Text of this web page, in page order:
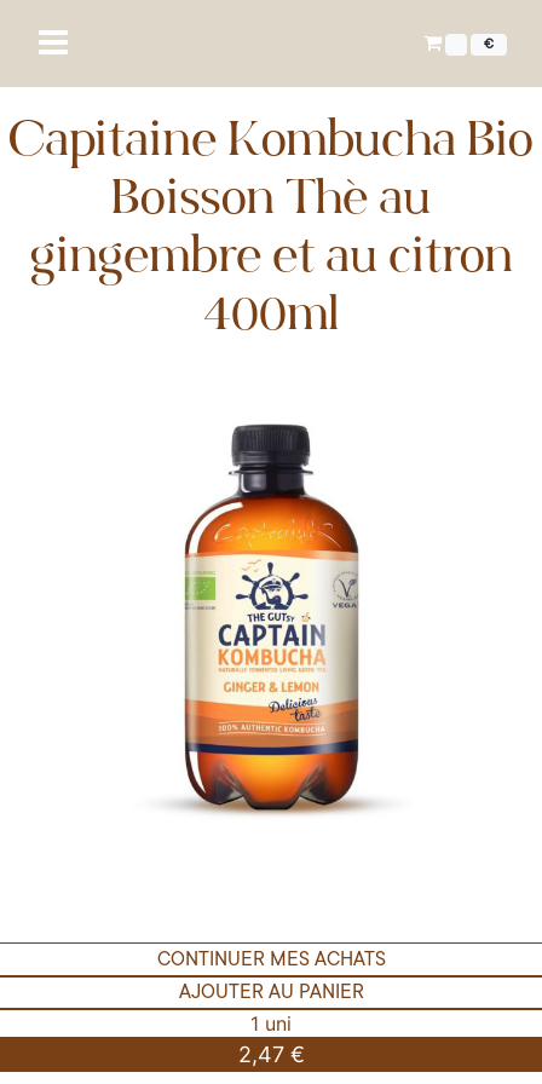
€
Capitaine Kombucha Bio
Boisson Thé au
gingembre et au citron
400ml
CONTINUER MES ACHATS
AJOUTER AU PANIER
1 uni
2,47 €